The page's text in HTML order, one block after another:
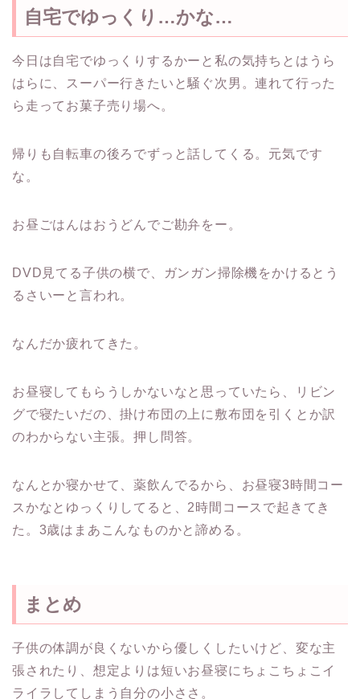
自宅でゆっくり…かな…
今日は自宅でゆっくりするかーと私の気持ちとはうら
はらに、スーパー行きたいと騒ぐ次男。連れて行った
ら走ってお菓子売り場へ。
帰りも自転車の後ろでずっと話してくる。元気です
な。
お昼ごはんはおうどんでご勘弁をー。
DVD見てる子供の横で、ガンガン掃除機をかけるとう
るさいーと言われ。
なんだか疲れてきた。
お昼寝してもらうしかないなと思っていたら、リビン
グで寝たいだの、掛け布団の上に敷布団を引くとか訳
のわからない主張。押し問答。
なんとか寝かせて、薬飲んでるから、お昼寝3時間コー
スかなとゆっくりしてると、2時間コースで起きてき
た。3歳はまあこんなものかと諦める。
まとめ
子供の体調が良くないから優しくしたいけど、変な主
張されたり、想定よりは短いお昼寝にちょこちょこイ
ライラしてしまう自分の小ささ。